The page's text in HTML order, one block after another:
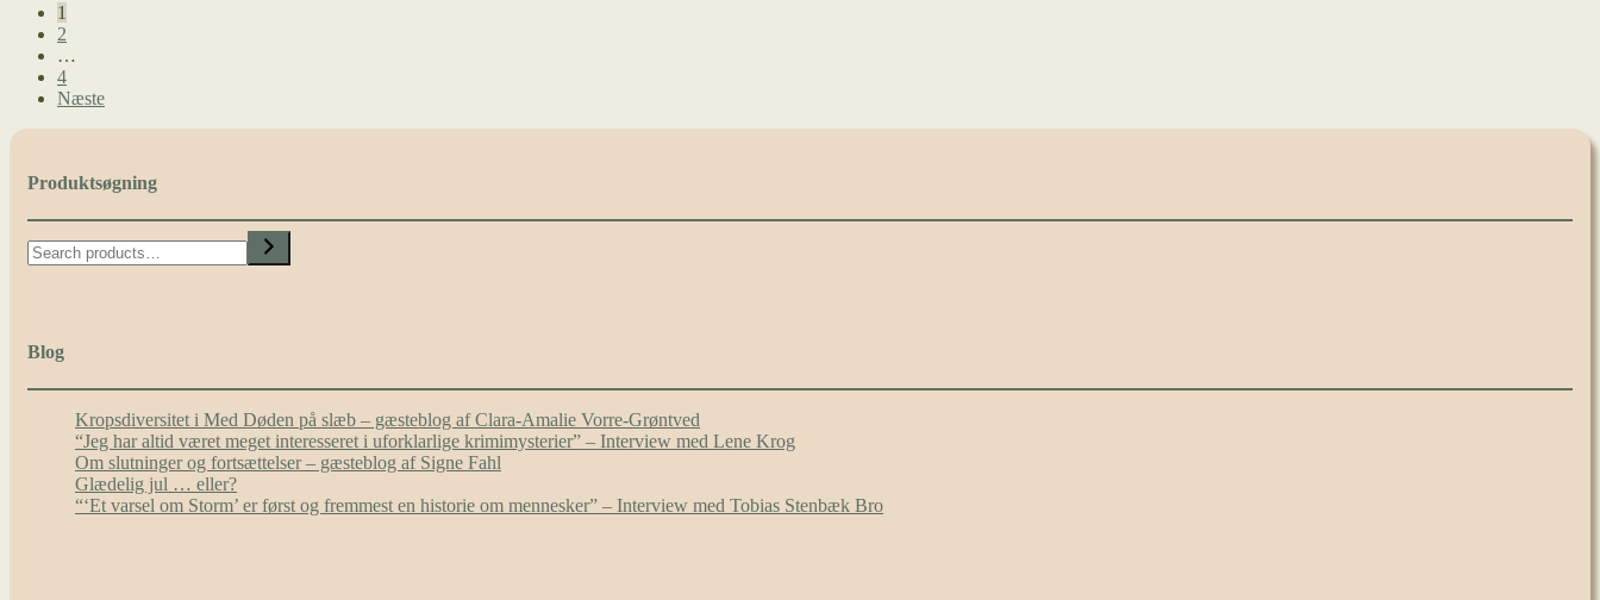
Indlægsinddeling
1
2
…
4
Næste
Produktsøgning
Search
Blog
Kropsdiversitet i Med Døden på slæb – gæsteblog af Clara-Amalie Vorre-Grøntved
“Jeg har altid været meget interesseret i uforklarlige krimimysterier” – Interview med Lene Krog
Om slutninger og fortsættelser – gæsteblog af Signe Fahl
Glædelig jul … eller?
“‘Et varsel om Storm’ er først og fremmest en historie om mennesker” – Interview med Tobias Stenbæk Bro